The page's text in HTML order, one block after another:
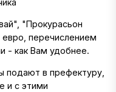
"Прокурасьон
перечислением
- как Вам удобнее.
подают в префектуру,
и с этими